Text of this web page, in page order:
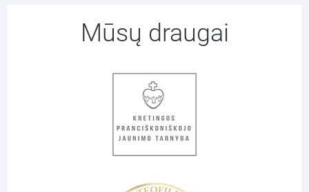
Mūsų draugai